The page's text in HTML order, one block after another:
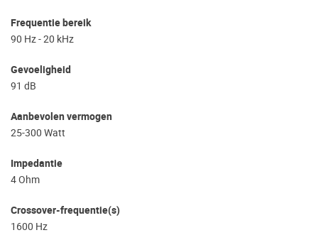
Frequentie bereik
90 Hz - 20 kHz
Gevoeligheid
91 dB
Aanbevolen vermogen
25-300 Watt
Impedantie
4 Ohm
Crossover-frequentie(s)
1600 Hz